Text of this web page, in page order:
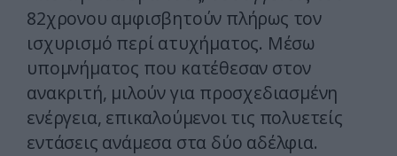
82χρονου αμφισβητούν πλήρως τον
ισχυρισμό περί ατυχήματος. Μέσω
υπομνήματος που κατέθεσαν στον
ανακριτή, μιλούν για προσχεδιασμένη
ενέργεια, επικαλούμενοι τις πολυετείς
εντάσεις ανάμεσα στα δύο αδέλφια.